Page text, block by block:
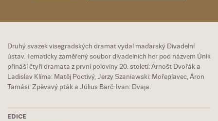
Druhý svazek visegradských dramat vydal maďarský Divadelní
ústav. Tematicky zaměřený soubor divadelních her pod názvem Únik
přináší čtyři dramata z první poloviny 20. století: Arnošt Dvořák a
Ladislav Klíma: Matěj Poctivý, Jerzy Szaniawski: Mořeplavec, Áron
Tamási: Zpěvavý pták a Július Barč-Ivan: Dvaja.
EDICE